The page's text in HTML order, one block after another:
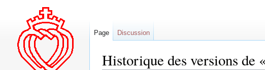
Historique des versions de
Page Discussion